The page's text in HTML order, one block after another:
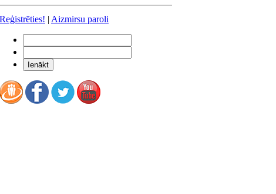
Reģistrēties! | Aizmirsu paroli